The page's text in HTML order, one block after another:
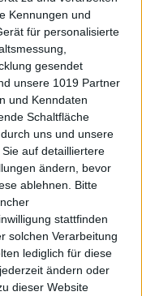
Kennungen und
für personalisierte
gesendet
unsere 1019 Partner
und Kenndaten
Schaltfläche
uns und unsere
auf detailliertere
ändern, bevor
ablehnen.
Bitte
stattfinden
solchen Verarbeitung
lediglich für diese
ändern oder
dieser Website